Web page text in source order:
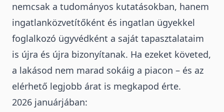
nemcsak a tudományos kutatásokban, hanem
ingatlanközvetítőként és ingatlan ügyekkel
foglalkozó ügyvédként a saját tapasztalataim
is újra és újra bizonyítanak. Ha ezeket követed,
a lakásod nem marad sokáig a piacon – és az
elérhető legjobb árat is megkapod érte.
2026 januárjában: